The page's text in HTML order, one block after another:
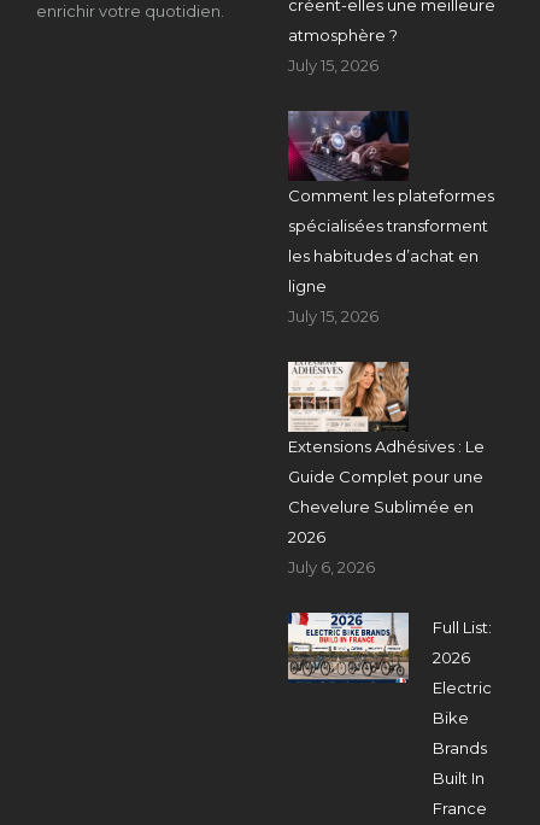
enrichir votre quotidien.
créent-elles une meilleure
atmosphère ?
July 15, 2026
Comment les plateformes
spécialisées transforment
les habitudes d’achat en
ligne
July 15, 2026
Extensions Adhésives : Le
Guide Complet pour une
Chevelure Sublimée en
2026
July 6, 2026
Full List:
2026
Electric
Bike
Brands
Built In
France